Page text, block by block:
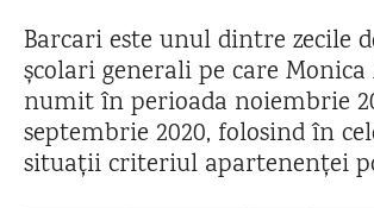
Barcari este unul dintre zecile
școlari generali pe care
numit în perioada noiembrie
septembrie 2020, folosind în
situații criteriul apartenenței